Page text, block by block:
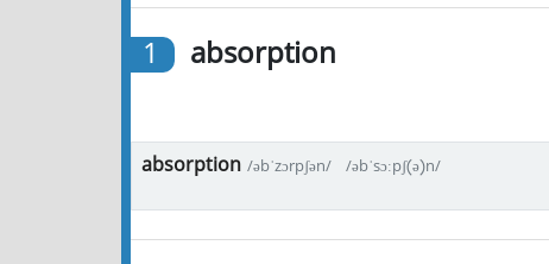
1 absorption
absorption /əbˈzɔrpʃən/ /əbˈsɔːpʃ(ə)n/